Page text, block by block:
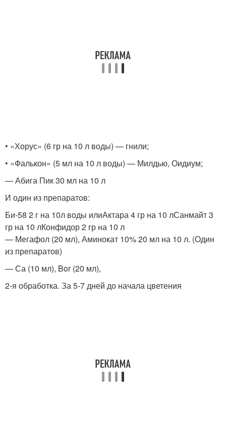
• «Хорус» (6 гр на 10 л воды) — гнили;
• «Фалькон» (5 мл на 10 л воды) — Милдью, Оидиум;
— Абига Пик 30 мл на 10 л
И один из препаратов:
Би-58 2 г на 10л воды илиАктара 4 гр на 10 лСанмайт 3
гр на 10 лКонфидор 2 гр на 10 л
— Мегафол (20 мл), Аминокат 10% 20 мл на 10 л. (Один
из препаратов)
— Са (10 мл), Bor (20 мл),
2-я обработка. За 5-7 дней до начала цветения